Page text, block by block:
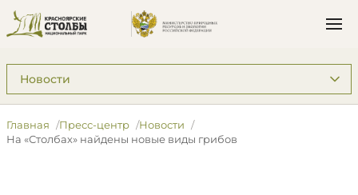
Подразделы: Пресс-центр
Главная Пресс-центр
Новости
На ​«Столбах» найдены новые виды грибов